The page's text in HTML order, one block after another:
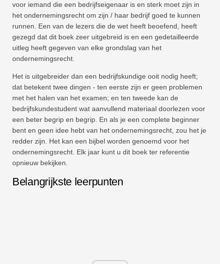
voor iemand die een bedrijfseigenaar is en sterk moet zijn in
het ondernemingsrecht om zijn / haar bedrijf goed te kunnen
runnen. Een van de lezers die de wet heeft beoefend, heeft
gezegd dat dit boek zeer uitgebreid is en een gedetailleerde
uitleg heeft gegeven van elke grondslag van het
ondernemingsrecht.
Het is uitgebreider dan een bedrijfskundige ooit nodig heeft;
dat betekent twee dingen - ten eerste zijn er geen problemen
met het halen van het examen; en ten tweede kan de
bedrijfskundestudent wat aanvullend materiaal doorlezen voor
een beter begrip en begrip. En als je een complete beginner
bent en geen idee hebt van het ondernemingsrecht, zou het je
redder zijn. Het kan een bijbel worden genoemd voor het
ondernemingsrecht. Elk jaar kunt u dit boek ter referentie
opnieuw bekijken.
Belangrijkste leerpunten